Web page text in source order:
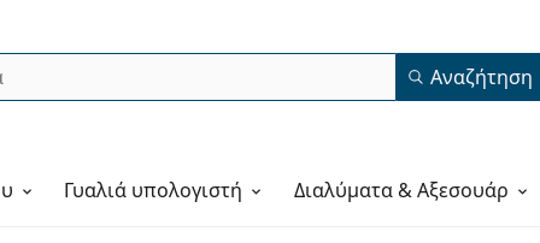
Αναζήτηση
Γυαλιά υπολογιστή Διαλύματα & Αξεσουάρ